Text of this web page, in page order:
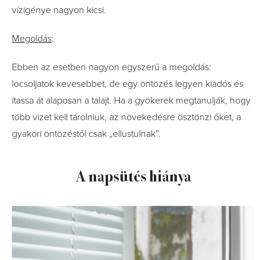
vízigénye nagyon kicsi.
Megoldás:
Ebben az esetben nagyon egyszerű a megoldás:
locsoljatok kevesebbet, de egy öntözés legyen kiadós és
itassa át alaposan a talajt. Ha a gyökerek megtanulják, hogy
több vizet kell tárolniuk, az növekedésre ösztönzi őket, a
gyakori öntözéstől csak „ellustulnak”.
A napsütés hiánya